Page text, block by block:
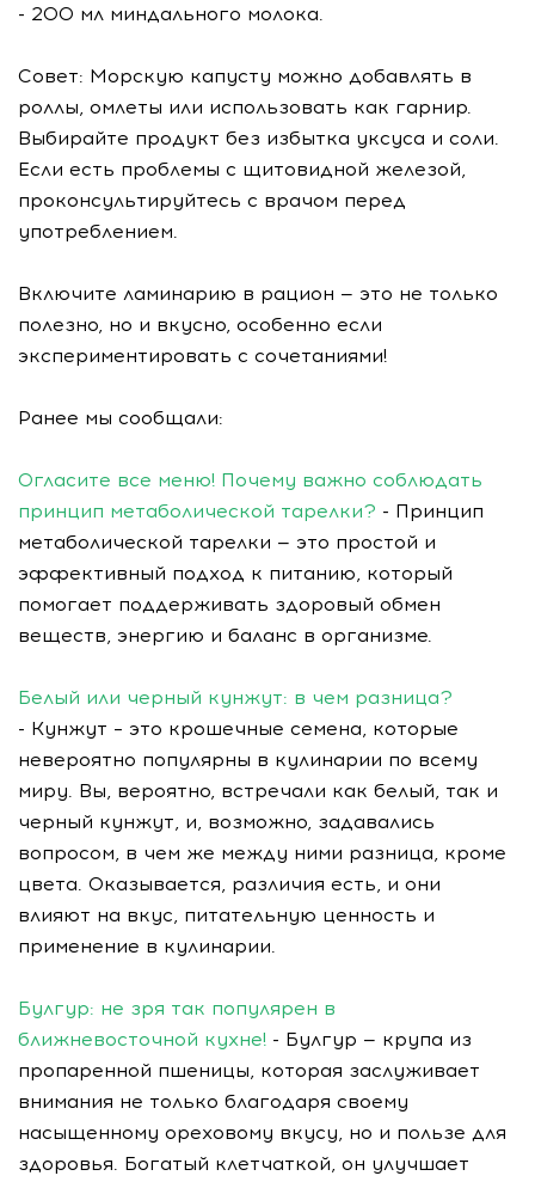
- 200 мл миндального молока.
Совет: Морскую капусту можно добавлять в
роллы, омлеты или использовать как гарнир.
Выбирайте продукт без избытка уксуса и соли.
Если есть проблемы с щитовидной железой,
проконсультируйтесь с врачом перед
употреблением.
Включите ламинарию в рацион — это не только
полезно, но и вкусно, особенно если
экспериментировать с сочетаниями!
Ранее мы сообщали:
Огласите все меню! Почему важно соблюдать
принцип метаболической тарелки? - Принцип
метаболической тарелки — это простой и
эффективный подход к питанию, который
помогает поддерживать здоровый обмен
веществ, энергию и баланс в организме.
Белый или черный кунжут: в чем разница?
- Кунжут – это крошечные семена, которые
невероятно популярны в кулинарии по всему
миру. Вы, вероятно, встречали как белый, так и
черный кунжут, и, возможно, задавались
вопросом, в чем же между ними разница, кроме
цвета. Оказывается, различия есть, и они
влияют на вкус, питательную ценность и
применение в кулинарии.
Булгур: не зря так популярен в
ближневосточной кухне! - Булгур — крупа из
пропаренной пшеницы, которая заслуживает
внимания не только благодаря своему
насыщенному ореховому вкусу, но и пользе для
здоровья. Богатый клетчаткой, он улучшает